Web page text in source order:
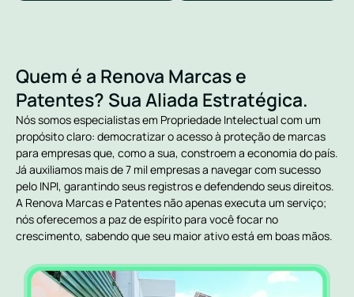
Quem é a Renova Marcas e
Patentes? Sua Aliada Estratégica.
Nós somos especialistas em Propriedade Intelectual com um
propósito claro: democratizar o acesso à proteção de marcas
para empresas que, como a sua, constroem a economia do país.
Já auxiliamos mais de 7 mil empresas a navegar com sucesso
pelo INPI, garantindo seus registros e defendendo seus direitos.
A Renova Marcas e Patentes não apenas executa um serviço;
nós oferecemos a paz de espírito para você focar no
crescimento, sabendo que seu maior ativo está em boas mãos.